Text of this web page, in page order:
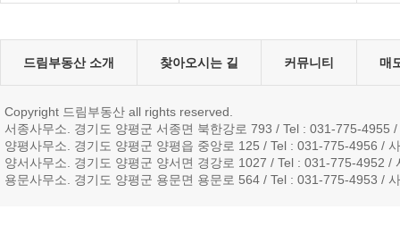
드림부동산 소개 찾아오시는 길 커뮤니티 매
Copyright 드림부동산 all rights reserved.
서종사무소. 경기도 양평군 서종면 북한강로 793 / Tel : 031-775-
양평사무소. 경기도 양평군 양평읍 중앙로 125 / Tel : 031-775-4956 /
양서사무소. 경기도 양평군 양서면 경강로 1027 / Tel : 031-775-4952
용문사무소. 경기도 양평군 용문면 용문로 564 / Tel : 031-775-4953 /